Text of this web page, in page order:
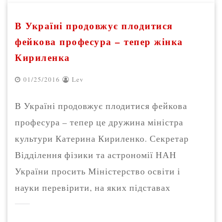
В Україні продовжує плодитися
фейкова професура – тепер жінка
Кириленка
01/25/2016 Lev
В Україні продовжує плодитися фейкова
професура – тепер це дружина міністра
культури Катерина Кириленко. Секретар
Відділення фізики та астрономії НАН
України просить Міністерство освіти і
науки перевірити, на яких підставах